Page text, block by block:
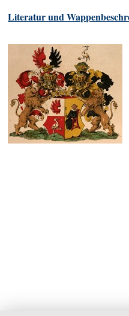
Literatur und